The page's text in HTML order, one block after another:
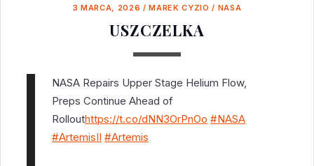
3 MARCA, 2026 /MAREK CYZIO / NASA
USZCZELKA
NASA Repairs Upper Stage Helium Flow,
Preps Continue Ahead of
Rollouthttps://t.co/dNN3OrPnOo #NASA
#ArtemisII #Artemis